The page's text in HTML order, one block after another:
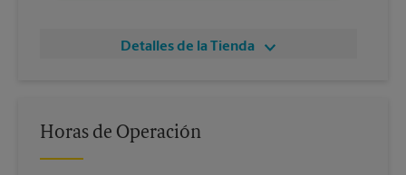
Detalles de la Tienda
Horas de Operación